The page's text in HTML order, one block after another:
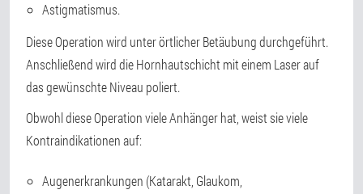
Astigmatismus.
Diese Operation wird unter örtlicher Betäubung durchgeführt.
Anschließend wird die Hornhautschicht mit einem Laser auf
das gewünschte Niveau poliert.
Obwohl diese Operation viele Anhänger hat, weist sie viele
Kontraindikationen auf:
Augenerkrankungen (Katarakt, Glaukom,